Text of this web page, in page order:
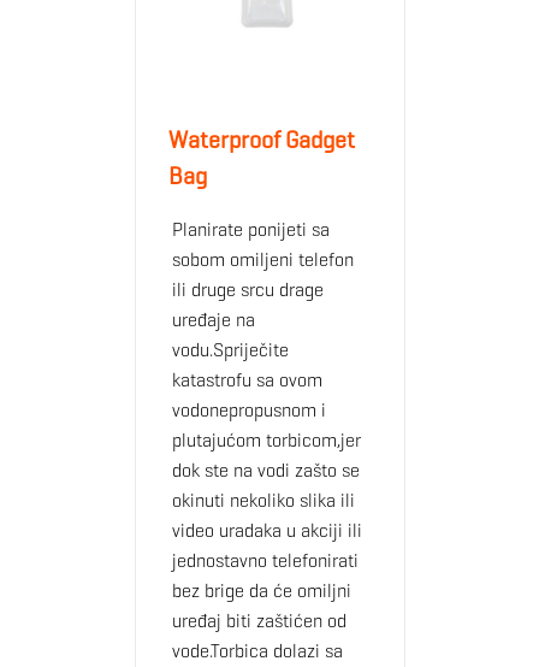
Waterproof Gadget
Bag
Planirate ponijeti sa
sobom omiljeni telefon
ili druge srcu drage
uređaje na
vodu.Spriječite
katastrofu sa ovom
vodonepropusnom i
plutajućom torbicom,jer
dok ste na vodi zašto se
okinuti nekoliko slika ili
video uradaka u akciji ili
jednostavno telefonirati
bez brige da će omiljni
uređaj biti zaštićen od
vode.Torbica dolazi sa